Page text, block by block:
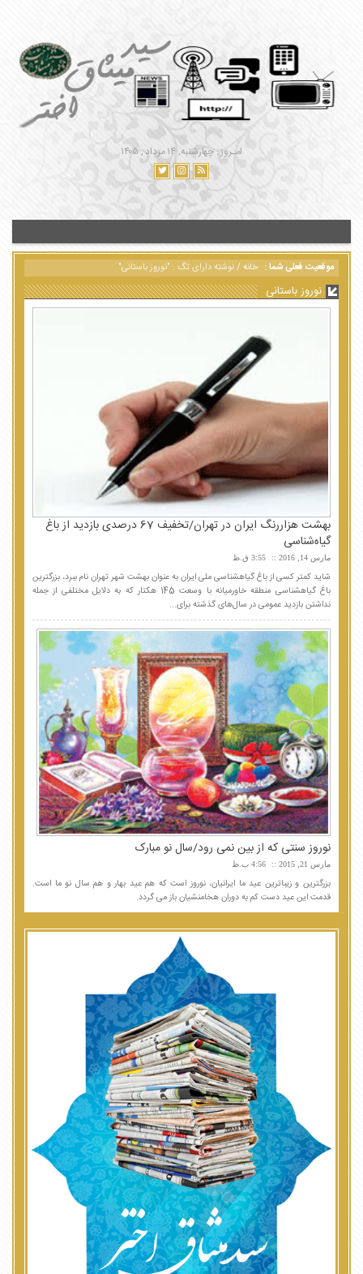
امـروز : چهارشنبه, ۱۴ مرداد , ۱۴۰۵
موقعیت فعلی شما : خانه/نوشته دارای تگ : "نوروز باستانی"
نوروز باستانی
بهشت هزار‌رنگ ایران در تهران/تخفیف 67 درصدی بازدید از باغ
گیاه‌شناسی
مارس 14, 2016 3:55 ق.ظ
شاید کمتر کسی از باغ گیاهشناسی ملی ایران به عنوان بهشت شهر تهران نام ببرد، بزرگترین
باغ گیاهشناسی منطقه خاورمیانه با وسعت 145 هکتار که به دلایل مختلفی از جمله
نداشتن بازدید عمومی در سال‌های گذشته برای...
نوروز سنتی که از بین نمی رود/سال نو مبارک
مارس 21, 2015 4:56 ب.ظ
بزرگترین و زیباترین عید ما ایرانیان، نوروز است که هم عید بهار و هم سال نو ما است.
قدمت این عید دست کم به دوران هخامنشیان باز می گردد.